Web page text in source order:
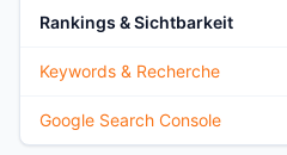
Rankings & Sichtbarkeit
Keywords & Recherche
Google Search Console